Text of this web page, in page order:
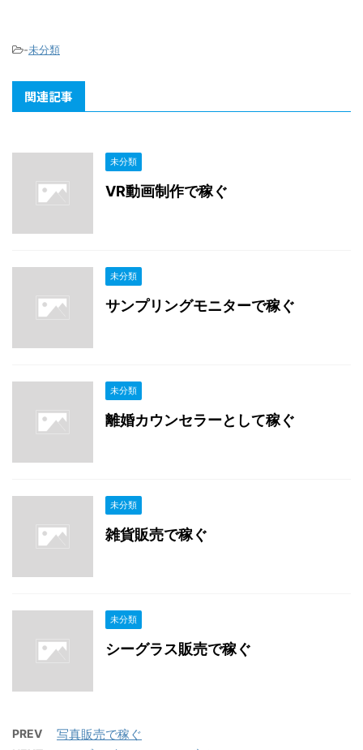
-未分類
関連記事
未分類
VR動画制作で稼ぐ
未分類
サンプリングモニターで稼ぐ
未分類
離婚カウンセラーとして稼ぐ
未分類
雑貨販売で稼ぐ
未分類
シーグラス販売で稼ぐ
PREV 写真販売で稼ぐ